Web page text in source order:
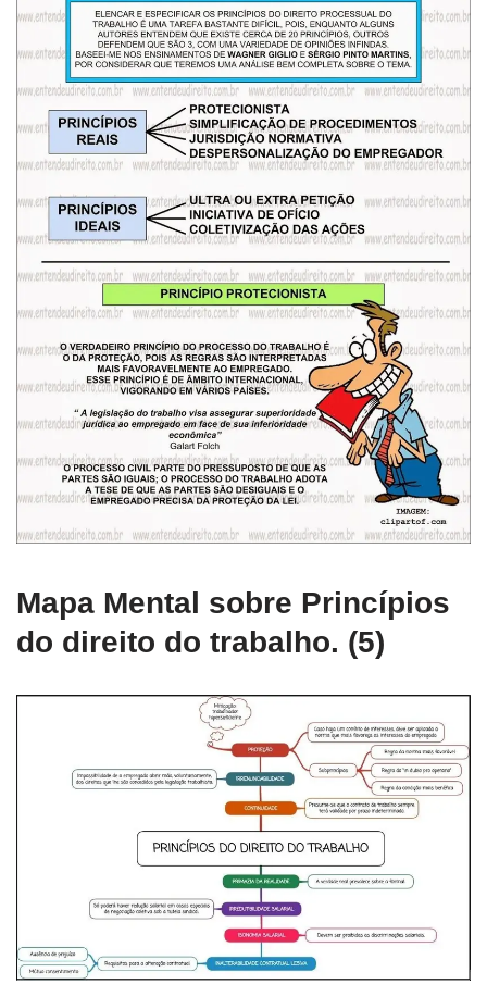
Mapa Mental sobre Princípios
do direito do trabalho. (5)